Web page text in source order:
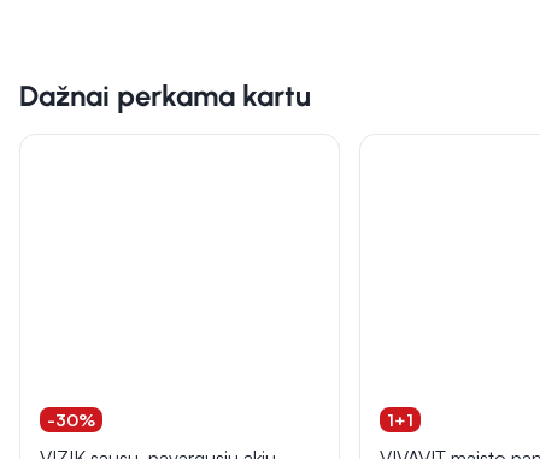
Dažnai perkama kartu
-30% 1+1